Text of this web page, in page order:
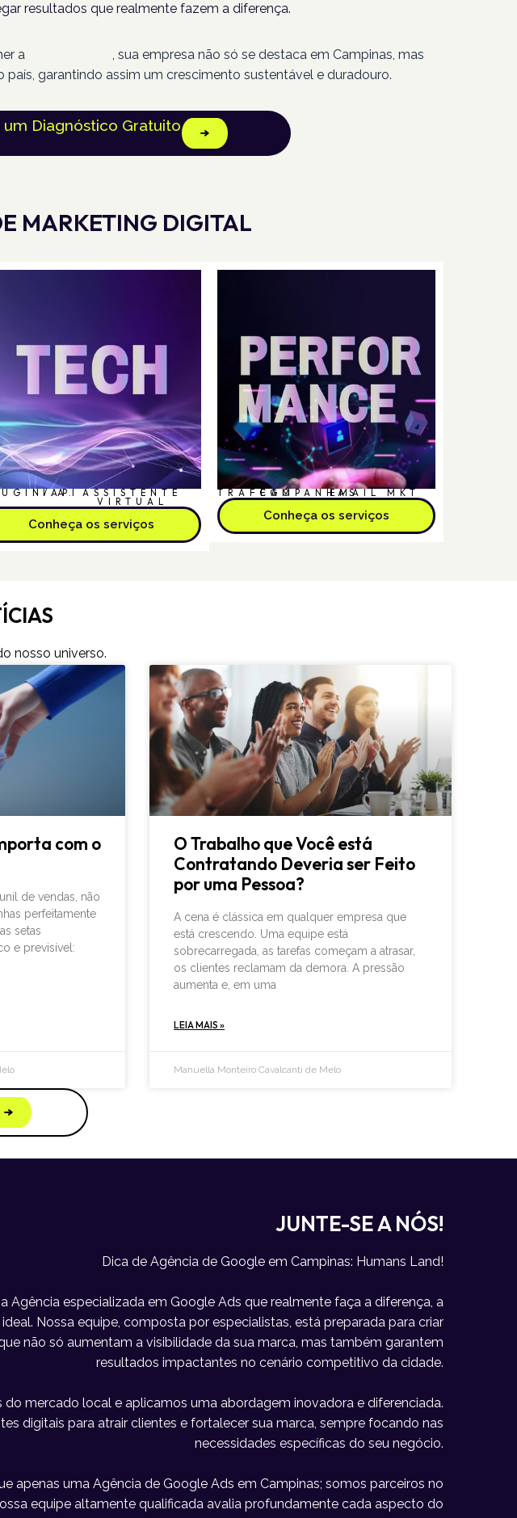
resultados que realmente fazem a diferença.
a
, sua empresa não só se destaca em Campinas, mas
garantindo assim um crescimento sustentável e duradouro.
Diagnóstico Gratuito
MARKETING DIGITAL
API
I.A. ASSISTENTE
VIRTUAL
Conheça os serviços
TRÁFEGOCAMPANHASEMAIL MKT
Conheça os serviços
nosso universo.
com o
de vendas, não
perfeitamente
setas
e previsível:
O Trabalho que Você está
Contratando Deveria ser Feito
por uma Pessoa?
A cena é clássica em qualquer empresa que
está crescendo. Uma equipe está
sobrecarregada, as tarefas começam a atrasar,
os clientes reclamam da demora. A pressão
aumenta e, em uma
LEIA MAIS »
Manuella Monteiro Cavalcanti de Melo
JUNTE-SE A NÓS!
Dica de Agência de Google em Campinas: Humans Land!
Agência especializada em Google Ads que realmente faça a diferença, a
Nossa equipe, composta por especialistas, está preparada para criar
não só aumentam a visibilidade da sua marca, mas também garantem
resultados impactantes no cenário competitivo da cidade.
do mercado local e aplicamos uma abordagem inovadora e diferenciada.
digitais para atrair clientes e fortalecer sua marca, sempre focando nas
necessidades específicas do seu negócio.
apenas uma Agência de Google Ads em Campinas; somos parceiros no
equipe altamente qualificada avalia profundamente cada aspecto do